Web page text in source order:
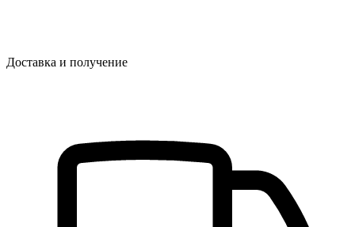
Доставка и получение